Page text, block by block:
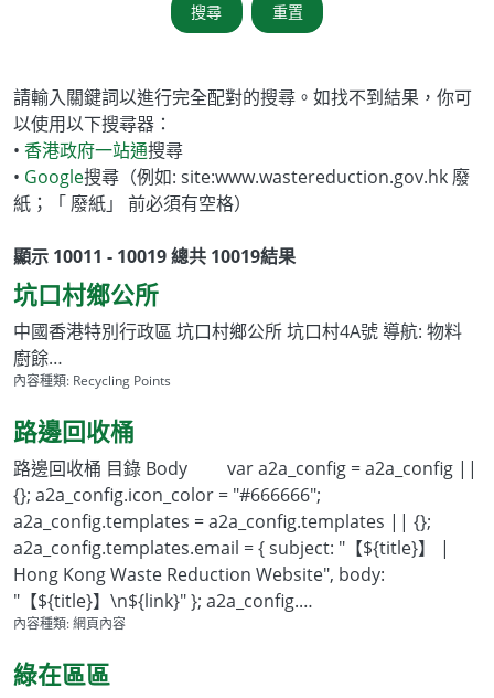
搜尋 重置
請輸入關鍵詞以進行完全配對的搜尋。如找不到結果，你可
以使用以下搜尋器：
• 香港政府一站通搜尋
• Google搜尋（例如: site:www.wastereduction.gov.hk 廢
紙；「 廢紙」 前必須有空格）
顯示 10011 - 10019 總共 10019結果
坑口村鄉公所
中國香港特別行政區 坑口村鄉公所 坑口村4A號 導航: 物料
廚餘…
內容種類: Recycling Points
路邊回收桶
路邊回收桶 目錄 Body var a2a_config = a2a_config ||
{}; a2a_config.icon_color = "#666666";
a2a_config.templates = a2a_config.templates || {};
a2a_config.templates.email = { subject: "【${title}】 |
Hong Kong Waste Reduction Website", body:
"【${title}】\n${link}" }; a2a_config.…
內容種類:網頁內容
綠在區區